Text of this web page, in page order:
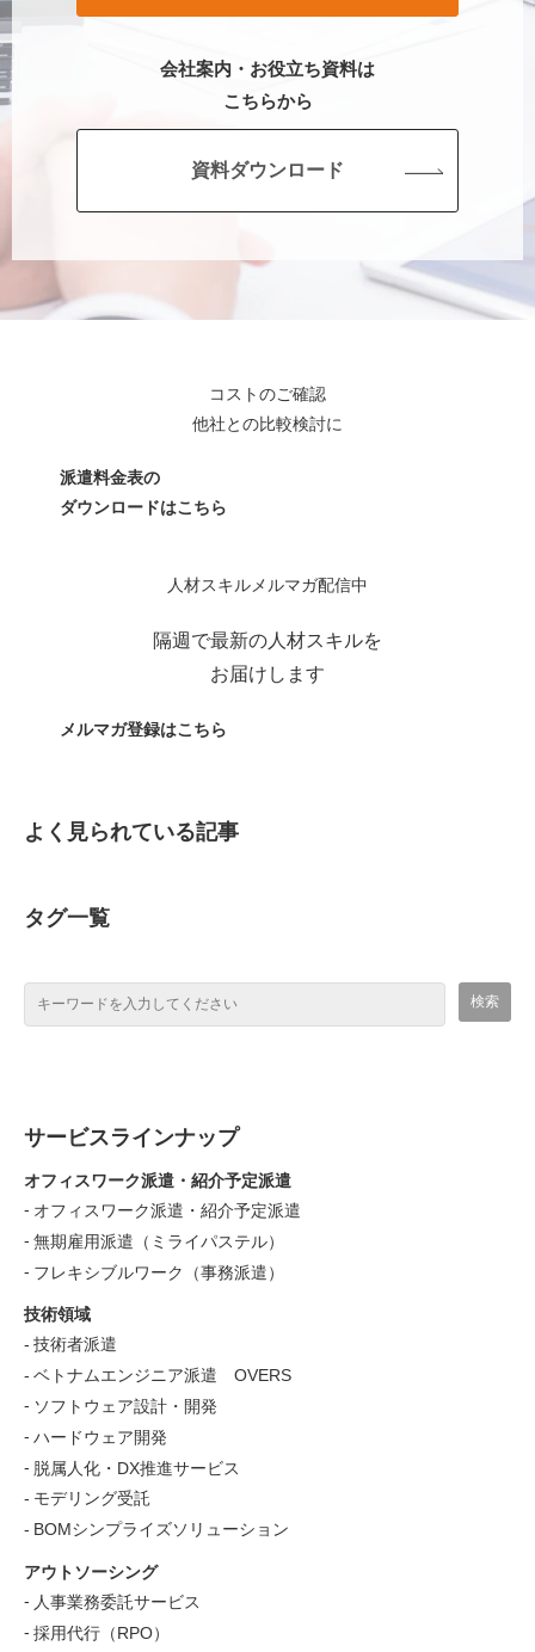
会社案内・お役立ち資料は
こちらから
資料ダウンロード
コストのご確認
他社との比較検討に
派遣料金表の
ダウンロードはこちら
人材スキルメルマガ配信中
隔週で最新の人材スキルを
お届けします
メルマガ登録はこちら
よく見られている記事
タグ一覧
サービスラインナップ
オフィスワーク派遣・紹介予定派遣
オフィスワーク派遣・紹介予定派遣
無期雇用派遣（ミライパステル）
フレキシブルワーク（事務派遣）
技術領域
技術者派遣
ベトナムエンジニア派遣 OVERS
ソフトウェア設計・開発
ハードウェア開発
脱属人化・DX推進サービス
モデリング受託
BOMシンプライズソリューション
アウトソーシング
人事業務委託サービス
採用代行（RPO）